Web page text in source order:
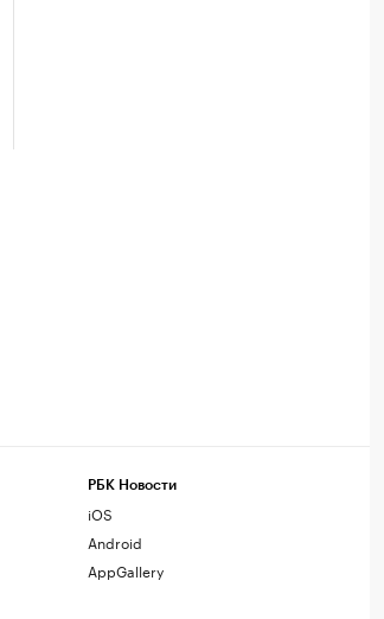
РБК Новости
iOS
Android
AppGallery